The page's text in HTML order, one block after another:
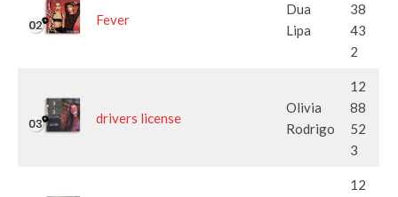
Fever
Dua
Lipa
38
43
2
drivers license
Olivia
Rodrigo
12
88
52
3
12